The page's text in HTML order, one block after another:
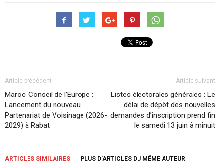
Article précédent
Maroc-Conseil de l’Europe :
Lancement du nouveau
Partenariat de Voisinage (2026-
2029) à Rabat
Article suivant
Listes électorales générales : Le
délai de dépôt des nouvelles
demandes d’inscription prend fin
le samedi 13 juin à minuit
ARTICLES SIMILAIRES PLUS D'ARTICLES DU MÊME AUTEUR